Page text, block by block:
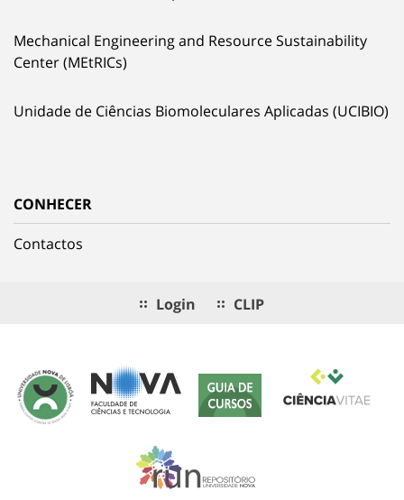
Mechanical Engineering and Resource Sustainability
Center (MEtRICs)
Unidade de Ciências Biomoleculares Aplicadas (UCIBIO)
CONHECER
Contactos
Login CLIP